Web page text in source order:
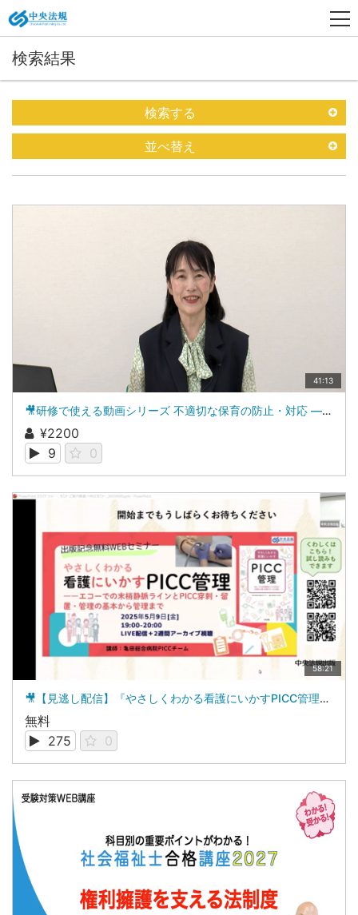
検索結果
検索する
並べ替え
41:13
🎥研修で使える動画シリーズ 不適切な保育の防止・対応 ―字幕付き
¥2200
9
0
58:21
🎥【見逃し配信】『やさしくわかる看護にいかすPICC管理』出版記念WEBセミナー
無料
275
0